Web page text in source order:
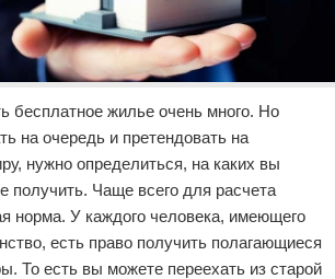
бесплатное жилье очень много. Но
на очередь и претендовать на
нужно определиться, на каких вы
получить. Чаще всего для расчета
норма. У каждого человека, имеющего
есть право получить полагающиеся
То есть вы можете переехать из старой